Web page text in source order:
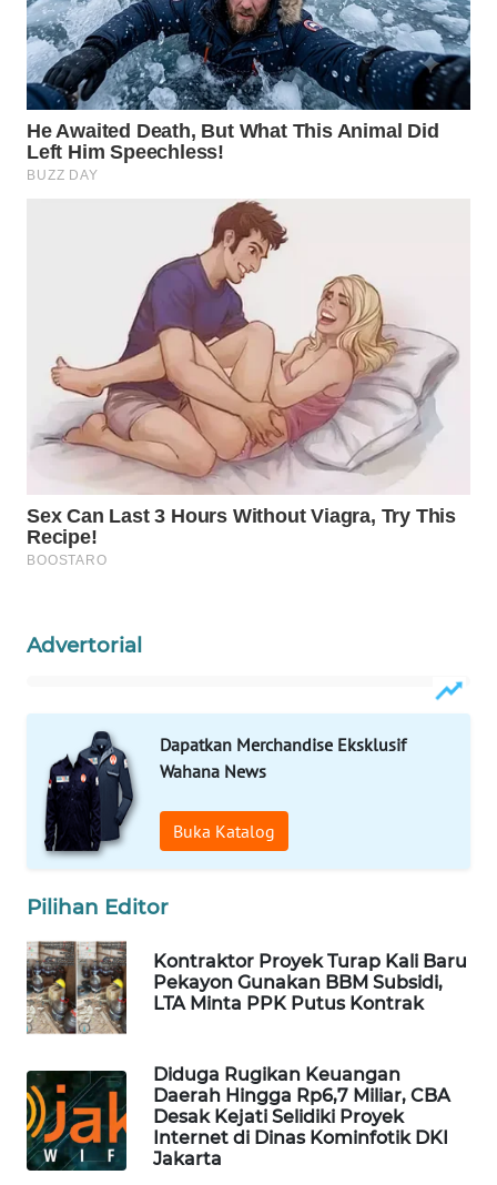
Advertorial
Dapatkan Merchandise Eksklusif
Wahana News
Buka Katalog
Pilihan Editor
Kontraktor Proyek Turap Kali Baru
Pekayon Gunakan BBM Subsidi,
LTA Minta PPK Putus Kontrak
Diduga Rugikan Keuangan
Daerah Hingga Rp6,7 Miliar, CBA
Desak Kejati Selidiki Proyek
Internet di Dinas Kominfotik DKI
Jakarta
PERSONA
WAHANA
OTOMOTIF
WAHANA
HEALTH
WAHANA
Network
KONSUMEN
LISTRIK
MAWAKA
ID
MARTABAT
NET
PLN
MKLI
LKKI
KOPEKLIN